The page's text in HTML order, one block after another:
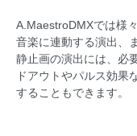
A.MaestroDMXでは様
音楽に連動する演出、
静止画の演出には、必
ドアウトやパルス効果
することもできます。